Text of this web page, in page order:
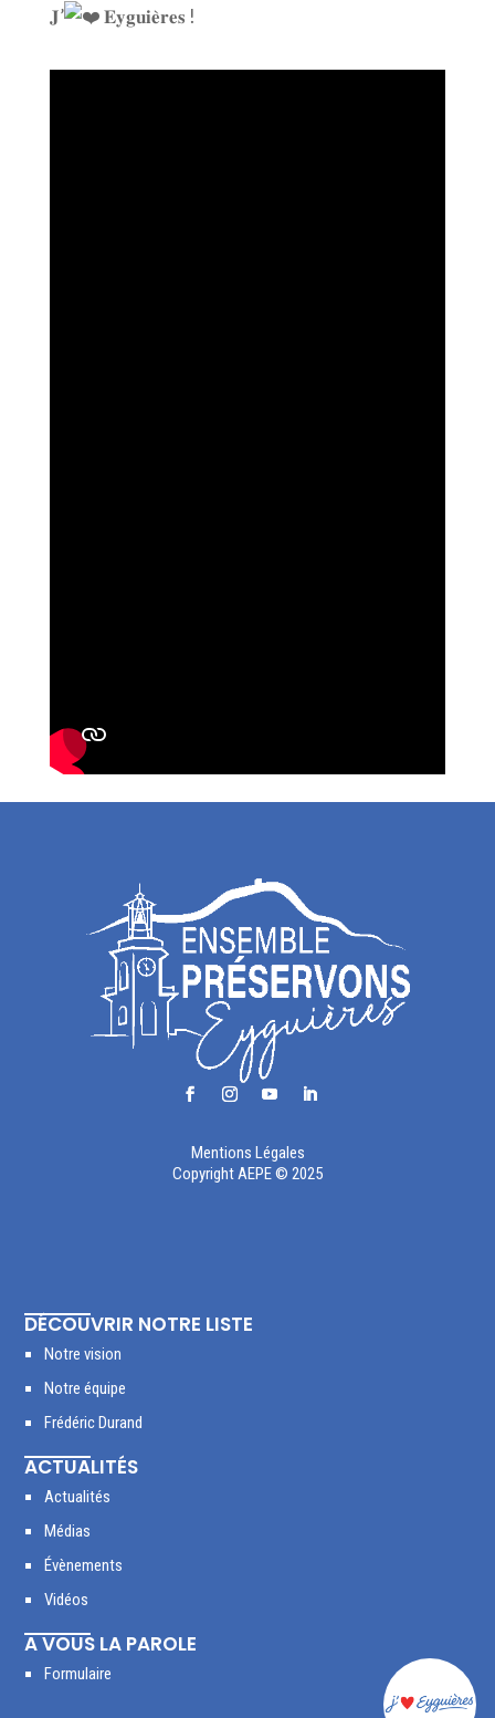
𝐉’ 𝐄𝐲𝐠𝐮𝐢𝐞̀𝐫𝐞𝐬 !
Mentions Légales
Copyright AEPE © 2025
DÉCOUVRIR NOTRE LISTE
Notre vision
Notre équipe
Frédéric Durand
ACTUALITÉS
Actualités
Médias
Évènements
Vidéos
A VOUS LA PAROLE
Formulaire